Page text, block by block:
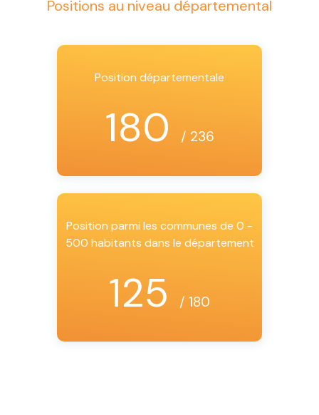
Positions au niveau départemental
Position départementale
180 / 236
Position parmi les communes de 0 -
500 habitants dans le département
125 / 180